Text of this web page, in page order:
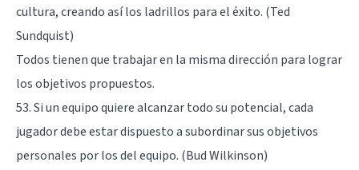
cultura, creando así los ladrillos para el éxito. (Ted
Sundquist)
Todos tienen que trabajar en la misma dirección para lograr
los objetivos propuestos.
53. Si un equipo quiere alcanzar todo su potencial, cada
jugador debe estar dispuesto a subordinar sus objetivos
personales por los del equipo. (Bud Wilkinson)